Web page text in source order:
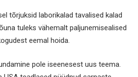
tõrjuksid laborikalad tavalised kalad
tuleks vähemalt paljunemisealised
eemal hoida.
pole iseenesest uus teema.